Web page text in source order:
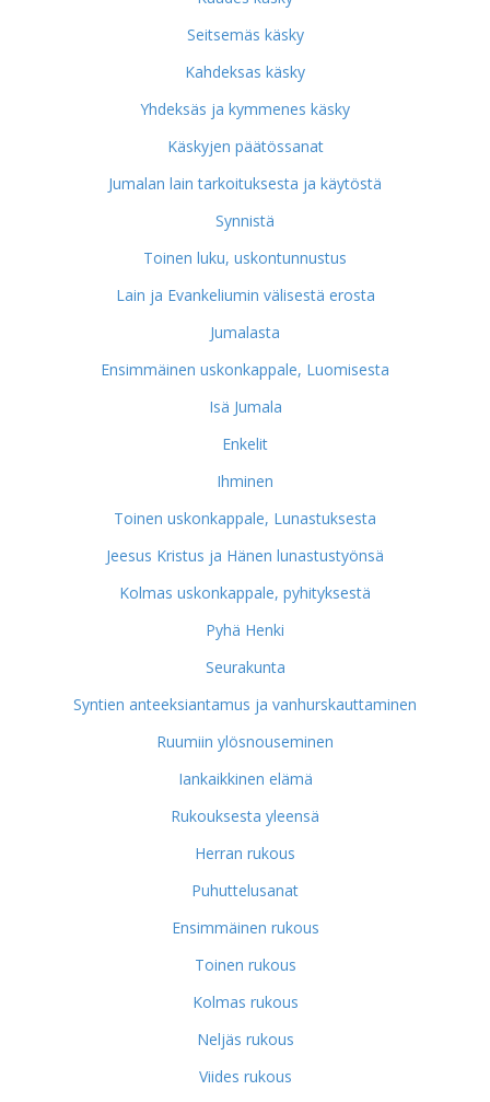
Seitsemäs käsky
Kahdeksas käsky
Yhdeksäs ja kymmenes käsky
Käskyjen päätössanat
Jumalan lain tarkoituksesta ja käytöstä
Synnistä
Toinen luku, uskontunnustus
Lain ja Evankeliumin välisestä erosta
Jumalasta
Ensimmäinen uskonkappale, Luomisesta
Isä Jumala
Enkelit
Ihminen
Toinen uskonkappale, Lunastuksesta
Jeesus Kristus ja Hänen lunastustyönsä
Kolmas uskonkappale, pyhityksestä
Pyhä Henki
Seurakunta
Syntien anteeksiantamus ja vanhurskauttaminen
Ruumiin ylösnouseminen
Iankaikkinen elämä
Rukouksesta yleensä
Herran rukous
Puhuttelusanat
Ensimmäinen rukous
Toinen rukous
Kolmas rukous
Neljäs rukous
Viides rukous